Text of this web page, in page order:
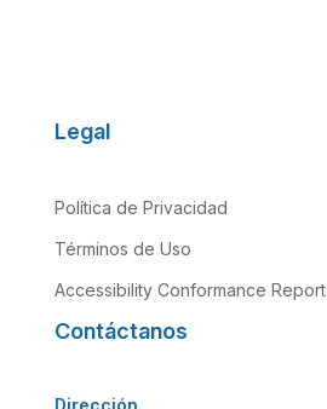
Legal
Política de Privacidad
Términos de Uso
Accessibility Conformance Report
Contáctanos
Dirección